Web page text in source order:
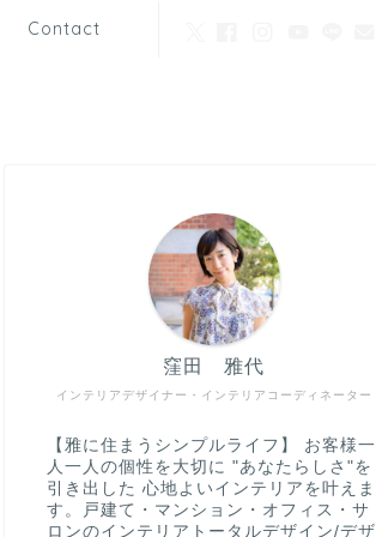
Contact
インテリアデザイナー・インテリアコーディネーター
窪田 雅代
【雅に住まうシンプルライフ】 お客様一
人一人の個性を大切に "あなたらしさ"を
引き出した 心地よいインテリアを叶えま
す。戸建て・マンション・オフィス・サ
ロンのインテリアトータルデザイン/デザ